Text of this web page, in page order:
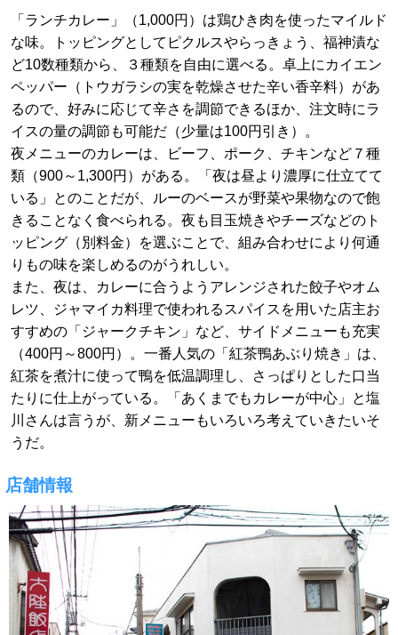
「ランチカレー」（1,000円）は鶏ひき肉を使ったマイルド
な味。トッピングとしてピクルスやらっきょう、福神漬な
ど10数種類から、３種類を自由に選べる。卓上にカイエン
ペッパー（トウガラシの実を乾燥させた辛い香辛料）があ
るので、好みに応じて辛さを調節できるほか、注文時にラ
イスの量の調節も可能だ（少量は100円引き）。
夜メニューのカレーは、ビーフ、ポーク、チキンなど７種
類（900～1,300円）がある。「夜は昼より濃厚に仕立てて
いる」とのことだが、ルーのベースが野菜や果物なので飽
きることなく食べられる。夜も目玉焼きやチーズなどのト
ッピング（別料金）を選ぶことで、組み合わせにより何通
りもの味を楽しめるのがうれしい。
また、夜は、カレーに合うようアレンジされた餃子やオム
レツ、ジャマイカ料理で使われるスパイスを用いた店主お
すすめの「ジャークチキン」など、サイドメニューも充実
（400円～800円）。一番人気の「紅茶鴨あぶり焼き」は、
紅茶を煮汁に使って鴨を低温調理し、さっぱりとした口当
たりに仕上がっている。「あくまでもカレーが中心」と塩
川さんは言うが、新メニューもいろいろ考えていきたいそ
うだ。
店舗情報